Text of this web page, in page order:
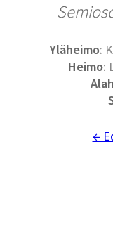
Yläheimo:
Heimo:
←